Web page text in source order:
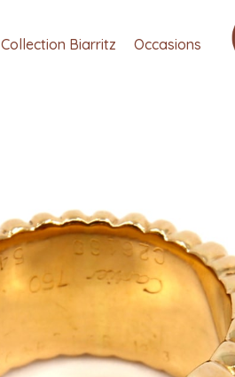
Collection Biarritz Occasions